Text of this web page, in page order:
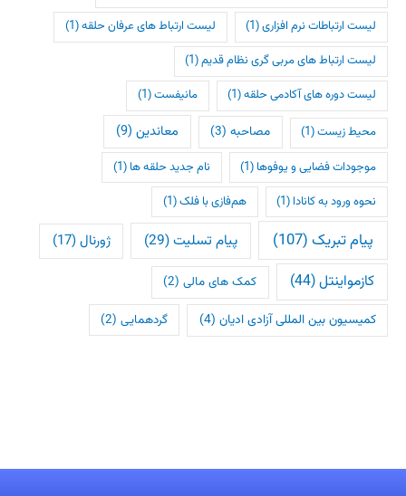
لیست ارتباطات نرم افزاری(1) لیست ارتباط های عرفان حلقه(1)
لیست ارتباط های مربی گری نظام قدیم(1)
لیست دوره های آکادمی حلقه(1) مانیفست(1)
محیط زیست(1) مصاحبه(3) معاندین(9)
موجودات فضایی و یوفوها (1) نام جدید حلقه ها (1)
نحوه ورود به کانادا (1) هم‌فازی با فلک(1)
پیام تبریک(107) پیام تسلیت(29) ژورنال(17)
کازمواینتل(44) کمک های مالی(2)
کمیسیون بین المللی آزادی ادیان (4) گردهمایی(2)